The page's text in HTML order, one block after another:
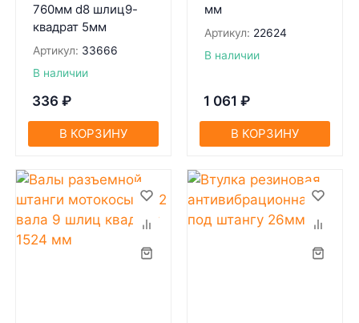
760мм d8 шлиц9-
квадрат 5мм
Артикул: 33666
В наличии
336 ₽
В КОРЗИНУ
мм
Артикул: 22624
В наличии
1 061 ₽
В КОРЗИНУ